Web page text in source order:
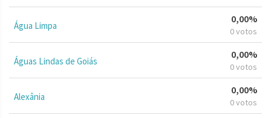
Água Limpa
0,00%
0 votos
Águas Lindas de Goiás
0,00%
0 votos
Alexânia
0,00%
0 votos